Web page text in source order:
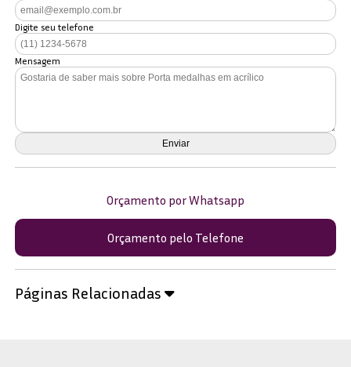
Digite seu telefone
Mensagem
Orçamento por Whatsapp
Orçamento pelo Telefone
Páginas Relacionadas